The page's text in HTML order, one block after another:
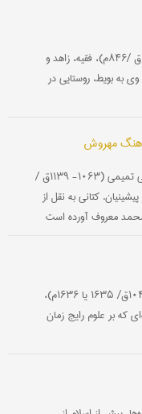
بُوَیطی‌، ابویعقوب یوسف بن‌ یحیی‌ قرشی‌ (د ۲۳۱ق‌ /۸۴۶م‌)، فقیه‌، زاهد و
بویط، روستایی‌ در
مهروش
بونی‌، ابوالعباس احمد بن قاسم بن محمد ساسی تمیمی (۱۰۶۳- ۱۱۳۹ق‌ /
پیشینیان‌. كتانی‌ به‌ نقل‌ از
معروف‌ آورده‌ است‌
بوسْنَوی، محمد بن موسی سرایی (د ۱۰۴۵ یا ۱۰۴۶ق/ ۱۶۳۵ یا ۱۶۳۶م)،
بر علوم رایج زمان